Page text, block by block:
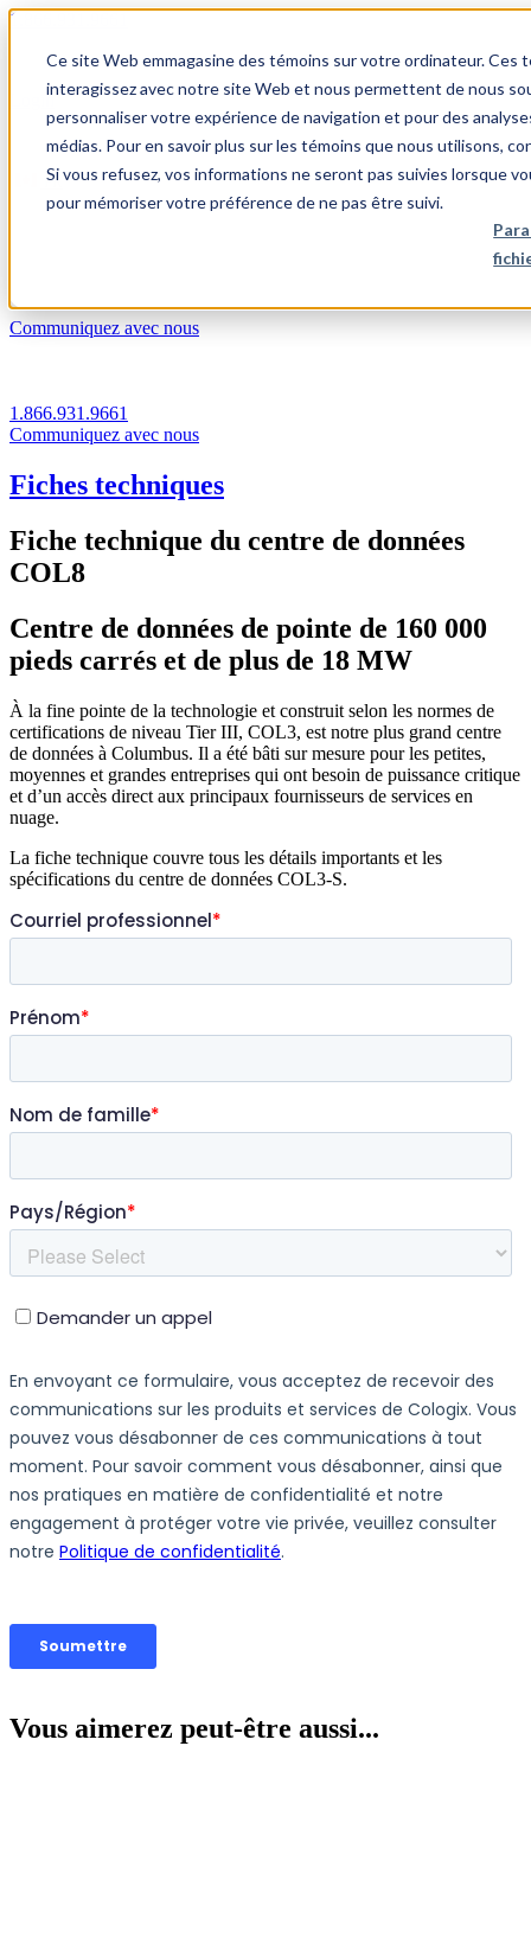
Ce site Web emmagasine des témoins sur votre ordinateur.
interagissez avec notre site Web et nous permettent de nous
personnaliser votre expérience de navigation et pour des
médias. Pour en savoir plus sur les témoins que nous utilisons,
Si vous refusez, vos informations ne seront pas suivies lorsque
pour mémoriser votre préférence de ne pas être suivi.
1.866.931.9661
Login
FR
Communiquez avec nous
1.866.931.9661
Communiquez avec nous
Fiches techniques
Fiche technique du centre de données
COL8
Centre de données de pointe de 160 000
pieds carrés et de plus de 18 MW
À la fine pointe de la technologie et construit selon les normes de
certifications de niveau Tier III, COL3, est notre plus grand centre
de données à Columbus. Il a été bâti sur mesure pour les petites,
moyennes et grandes entreprises qui ont besoin de puissance critique
et d’un accès direct aux principaux fournisseurs de services en
nuage.
La fiche technique couvre tous les détails importants et les
spécifications du centre de données COL3-S.
Vous aimerez peut-être aussi...